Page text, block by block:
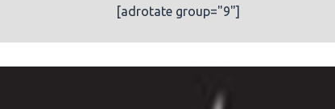
[adrotate group="9"]